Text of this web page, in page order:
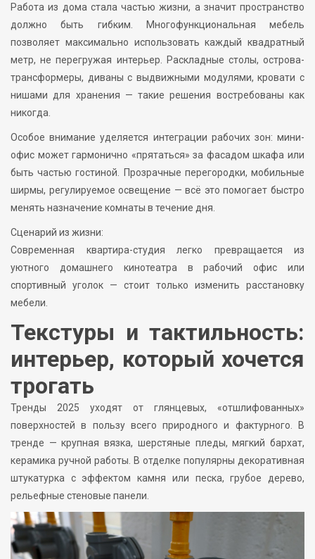
Работа из дома стала частью жизни, а значит пространство
должно быть гибким. Многофункциональная мебель
позволяет максимально использовать каждый квадратный
метр, не перегружая интерьер. Раскладные столы, острова-
трансформеры, диваны с выдвижными модулями, кровати с
нишами для хранения — такие решения востребованы как
никогда.
Особое внимание уделяется интеграции рабочих зон: мини-
офис может гармонично «прятаться» за фасадом шкафа или
быть частью гостиной. Прозрачные перегородки, мобильные
ширмы, регулируемое освещение — всё это помогает быстро
менять назначение комнаты в течение дня.
Сценарий из жизни:
Современная квартира-студия легко превращается из
уютного домашнего кинотеатра в рабочий офис или
спортивный уголок — стоит только изменить расстановку
мебели.
Текстуры и тактильность:
интерьер, который хочется
трогать
Тренды 2025 уходят от глянцевых, «отшлифованных»
поверхностей в пользу всего природного и фактурного. В
тренде — крупная вязка, шерстяные пледы, мягкий бархат,
керамика ручной работы. В отделке популярны декоративная
штукатурка с эффектом камня или песка, грубое дерево,
рельефные стеновые панели.